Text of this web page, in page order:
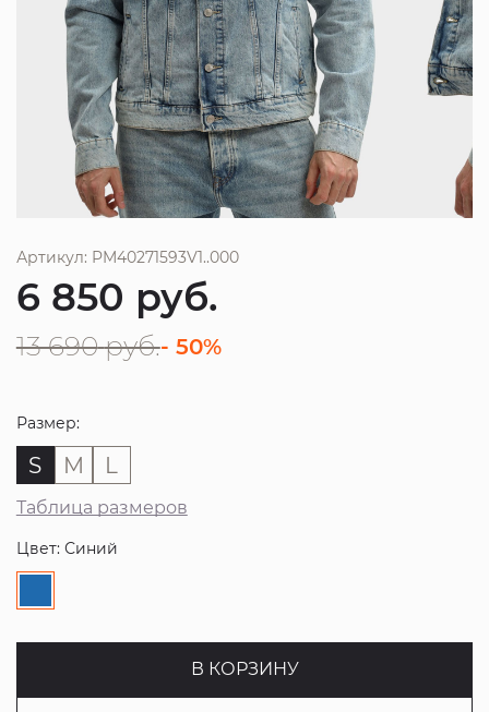
Артикул: PM40271593V1..000
6 850 руб.
13 690 руб.- 50%
Размер:
S M L
Таблица размеров
Цвет: Синий
В КОРЗИНУ